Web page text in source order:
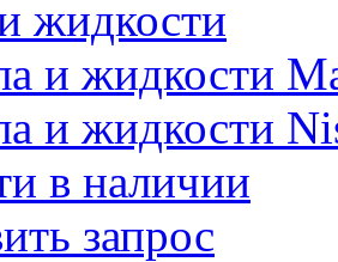
жидкости
и жидкости
и жидкости
в наличии
запрос